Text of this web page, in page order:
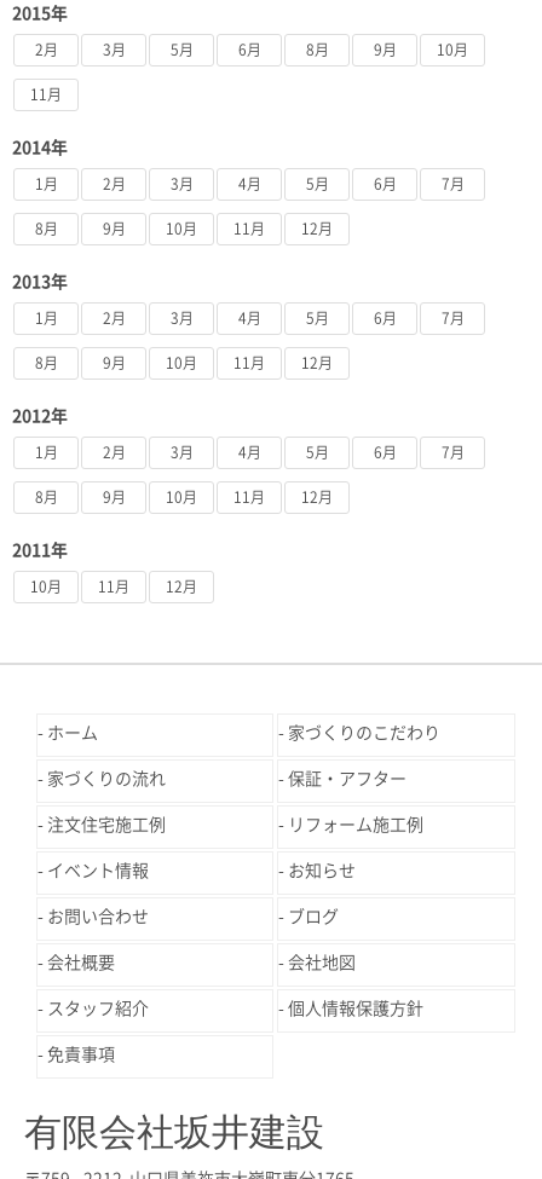
2015年
2月 3月 5月 6月 8月 9月 10月
11月
2014年
1月 2月 3月 4月 5月 6月 7月
8月 9月 10月 11月 12月
2013年
1月 2月 3月 4月 5月 6月 7月
8月 9月 10月 11月 12月
2012年
1月 2月 3月 4月 5月 6月 7月
8月 9月 10月 11月 12月
2011年
10月 11月 12月
ホーム 家づくりのこだわり
家づくりの流れ 保証・アフター
注文住宅施工例 リフォーム施工例
イベント情報 お知らせ
お問い合わせ ブログ
会社概要 会社地図
スタッフ紹介 個人情報保護方針
免責事項
有限会社坂井建設